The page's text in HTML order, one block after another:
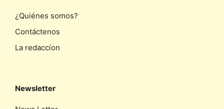
¿Quiénes somos?
Contáctenos
La redaccíon
Newsletter